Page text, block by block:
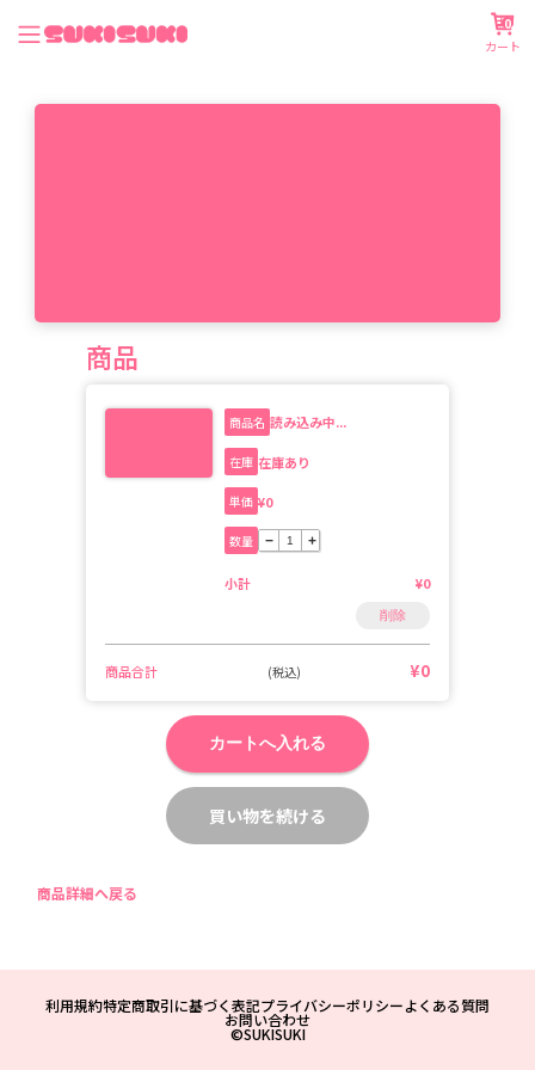
カート
0
商品
商品名 読み込み中...
在庫 在庫あり
単価 ¥0
数量 − +
小計 ¥0
削除
商品合計 (税込) ¥0
カートへ入れる
買い物を続ける
商品詳細へ戻る
利用規約特定商取引に基づく表記プライバシーポリシーよくある質問
お問い合わせ
©SUKISUKI